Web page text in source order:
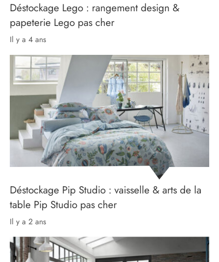
Déstockage Lego : rangement design &
papeterie Lego pas cher
il y a 4 ans
Déstockage Pip Studio : vaisselle & arts de la
table Pip Studio pas cher
il y a 2 ans